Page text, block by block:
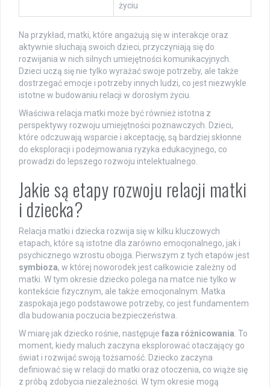
życiu
Na przykład, matki, które angażują się w interakcje oraz
aktywnie słuchają swoich dzieci, przyczyniają się do
rozwijania w nich silnych umiejętności komunikacyjnych.
Dzieci uczą się nie tylko wyrażać swoje potrzeby, ale także
dostrzegać emocje i potrzeby innych ludzi, co jest niezwykle
istotne w budowaniu relacji w dorosłym życiu.
Właściwa relacja matki może być również istotna z
perspektywy rozwoju umiejętności poznawczych. Dzieci,
które odczuwają wsparcie i akceptację, są bardziej skłonne
do eksploracji i podejmowania ryzyka edukacyjnego, co
prowadzi do lepszego rozwoju intelektualnego.
Jakie są etapy rozwoju relacji matki
i dziecka?
Relacja matki i dziecka rozwija się w kilku kluczowych
etapach, które są istotne dla zarówno emocjonalnego, jak i
psychicznego wzrostu obojga. Pierwszym z tych etapów jest
symbioza, w której noworodek jest całkowicie zależny od
matki. W tym okresie dziecko polega na matce nie tylko w
kontekście fizycznym, ale także emocjonalnym. Matka
zaspokaja jego podstawowe potrzeby, co jest fundamentem
dla budowania poczucia bezpieczeństwa.
W miarę jak dziecko rośnie, następuje faza różnicowania . To
moment, kiedy maluch zaczyna eksplorować otaczający go
świat i rozwijać swoją tożsamość. Dziecko zaczyna
definiować się w relacji do matki oraz otoczenia, co wiąże się
z próbą zdobycia niezależności. W tym okresie mogą